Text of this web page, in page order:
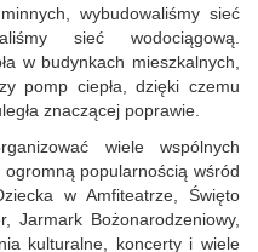
wybudowaliśmy sieć
sieć wodociągową.
w budynkach mieszkalnych,
pomp ciepła, dzięki czemu
znaczącej poprawie.
wiele wspólnych
popularnością wśród
w Amfiteatrze, Święto
Jarmark Bożonarodzeniowy,
kulturalne, koncerty i wiele